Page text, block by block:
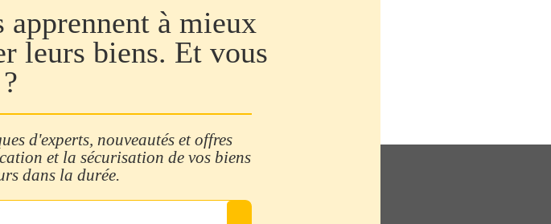
apprennent à mieux
leurs biens. Et vous
?
d'experts, nouveautés et offres
et la sécurisation de vos biens
dans la durée.